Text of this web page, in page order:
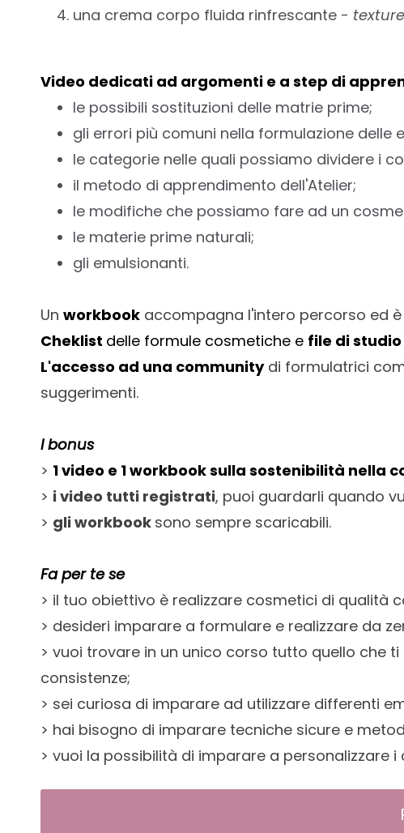
una crema corpo fluida rinfrescante -
Video dedicati ad argomenti e a step di
le possibili sostituzioni delle matrie prime;
gli errori più comuni nella formulazione delle
le categorie nelle quali possiamo dividere i
il metodo di apprendimento dell'Atelier;
le modifiche che possiamo fare ad un
le materie prime naturali;
gli emulsionanti.
Un workbook accompagna l'intero percorso ed
Cheklist delle formule cosmetiche e file di studio
L'accesso ad una community di formulatrici
suggerimenti.
I bonus
> 1 video e 1 workbook sulla sostenibilità nella
> i video tutti registrati, puoi guardarli quando
> gli workbook sono sempre scaricabili.
Fa per te se
> il tuo obiettivo è realizzare cosmetici di qualità
> desideri imparare a formulare e realizzare da
> vuoi trovare in un unico corso tutto quello che
consistenze;
> sei curiosa di imparare ad utilizzare differenti
> hai bisogno di imparare tecniche sicure e
> vuoi la possibilità di imparare a personalizzare